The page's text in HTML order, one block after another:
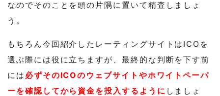
なのでそのことを頭の片隅に置いて精査しましょ
う。
もちろん今回紹介したレーティングサイトはICOを
選ぶ際には役に立ちますが、最終的な判断を下す前
には 必ずそのICOのウェブサイトやホワイトペーパ
ーを確認してから資金を投入するように しましょ